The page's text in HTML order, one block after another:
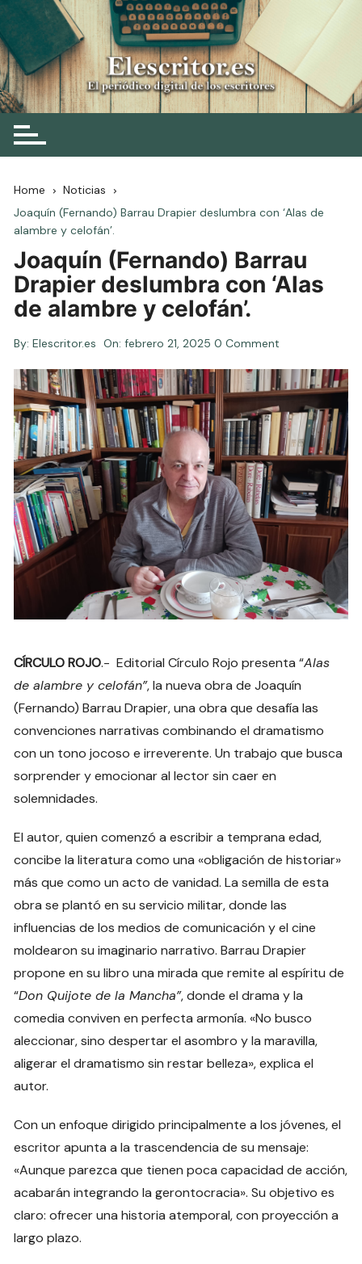
Skip
to
content
Elescritor.es
El periódico digital de los escritores
Home
Noticias
Joaquín (Fernando) Barrau Drapier deslumbra con ‘Alas de
alambre y celofán’.
Joaquín (Fernando) Barrau
Drapier deslumbra con ‘Alas
de alambre y celofán’.
By: Elescritor.es On:febrero 21, 2025 0 Comment
CÍRCULO ROJO.- Editorial Círculo Rojo presenta “Alas
de alambre y celofán”, la nueva obra de Joaquín
(Fernando) Barrau Drapier, una obra que desafía las
convenciones narrativas combinando el dramatismo
con un tono jocoso e irreverente. Un trabajo que busca
sorprender y emocionar al lector sin caer en
solemnidades.
El autor, quien comenzó a escribir a temprana edad,
concibe la literatura como una «obligación de historiar»
más que como un acto de vanidad. La semilla de esta
obra se plantó en su servicio militar, donde las
influencias de los medios de comunicación y el cine
moldearon su imaginario narrativo. Barrau Drapier
propone en su libro una mirada que remite al espíritu de
“Don Quijote de la Mancha”, donde el drama y la
comedia conviven en perfecta armonía. «No busco
aleccionar, sino despertar el asombro y la maravilla,
aligerar el dramatismo sin restar belleza», explica el
autor.
Con un enfoque dirigido principalmente a los jóvenes, el
escritor apunta a la trascendencia de su mensaje:
«Aunque parezca que tienen poca capacidad de acción,
acabarán integrando la gerontocracia». Su objetivo es
claro: ofrecer una historia atemporal, con proyección a
largo plazo.